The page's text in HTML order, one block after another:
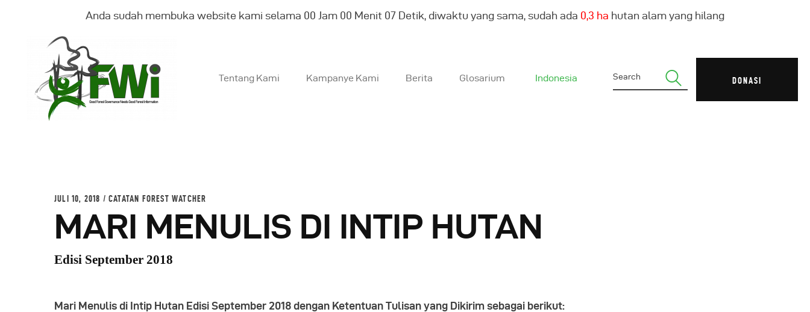
Anda sudah membuka website kami selama 00 Jam 00 Menit 08 Detik, diwaktu yang sama, sudah ada 0,4 ha hutan alam yang hilang
Tentang Kami Kampanye Kami Berita Glosarium Indonesia DONASI
Glosarium
JULI 10, 2018 CATATAN FOREST WATCHER
MARI MENULIS DI INTIP HUTAN
Edisi September 2018
Mari Menulis di Intip Hutan Edisi September 2018 dengan Ketentuan Tulisan yang Dikirim sebagai berikut: